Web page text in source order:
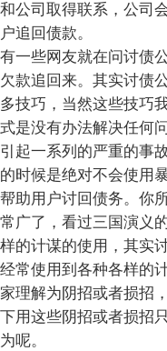
和公司取得联系，公司
户追回债款。
有一些网友就在问讨债
欠款追回来。其实讨债
多技巧，当然这些技巧
式是没有办法解决任何
引起一系列的严重的事
的时候是绝对不会使用
帮助用户讨回债务。你
常广了，看过三国演义
样的计谋的使用，其实
经常使用到各种各样的
家理解为阴招或者损招
下用这些阴招或者损招
为呢。